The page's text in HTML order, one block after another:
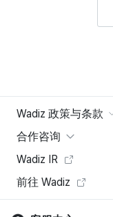
Wadiz 政策与条款
合作咨询
Wadiz IR
前往 Wadiz